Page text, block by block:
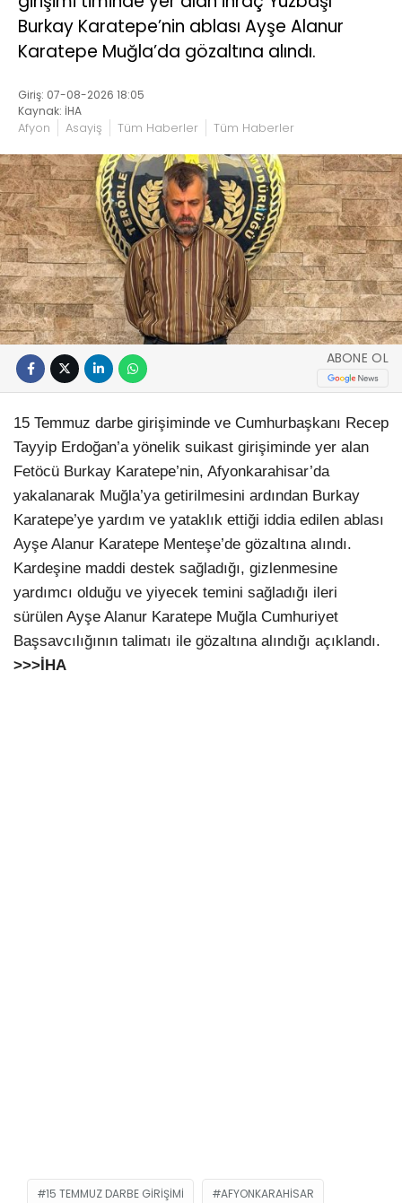
Burkay Karatepe’nin ablası Ayşe Alanur
Karatepe Muğla’da gözaltına alındı.
Giriş: 07-08-2026 18:05
Kaynak: İHA
Afyon Asayiş Tüm Haberler Tüm Haberler
ABONE OL
15 Temmuz darbe girişiminde ve Cumhurbaşkanı Recep
Tayyip Erdoğan’a yönelik suikast girişiminde yer alan
Fetöcü Burkay Karatepe’nin, Afyonkarahisar’da
yakalanarak Muğla’ya getirilmesini ardından Burkay
Karatepe’ye yardım ve yataklık ettiği iddia edilen ablası
Ayşe Alanur Karatepe Menteşe’de gözaltına alındı.
Kardeşine maddi destek sağladığı, gizlenmesine
yardımcı olduğu ve yiyecek temini sağladığı ileri
sürülen Ayşe Alanur Karatepe Muğla Cumhuriyet
Başsavcılığının talimatı ile gözaltına alındığı açıklandı.
>>>İHA
15 TEMMUZ DARBE GIRIŞIMI AFYONKARAHISAR